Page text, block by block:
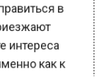
в
интереса
как к